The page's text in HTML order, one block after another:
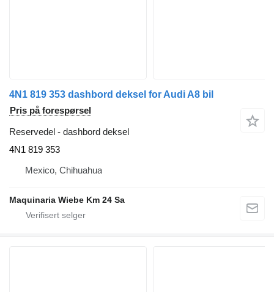
4N1 819 353 dashbord deksel for Audi A8 bil
Pris på forespørsel
Reservedel - dashbord deksel
4N1 819 353
Mexico, Chihuahua
Maquinaria Wiebe Km 24 Sa